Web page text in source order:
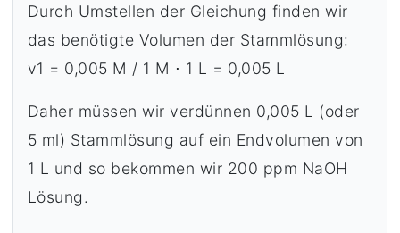
Durch Umstellen der Gleichung finden wir
das benötigte Volumen der Stammlösung:
v1 = 0,005 M / 1 M ⋅ 1 L = 0,005 L
Daher müssen wir verdünnen 0,005 L (oder
5 ml) Stammlösung auf ein Endvolumen von
1 L und so bekommen wir 200 ppm NaOH
Lösung.